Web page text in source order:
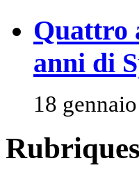
Quattro
anni di
18
Rubriques